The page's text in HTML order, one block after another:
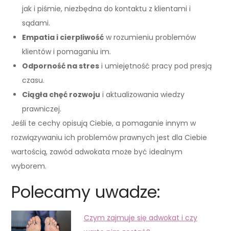
jak i piśmie, niezbędna do kontaktu z klientami i
sądami.
Empatia i cierpliwość w rozumieniu problemów
klientów i pomaganiu im.
Odporność na stres i umiejętność pracy pod presją
czasu.
Ciągła chęć rozwoju i aktualizowania wiedzy
prawniczej.
Jeśli te cechy opisują Ciebie, a pomaganie innym w
rozwiązywaniu ich problemów prawnych jest dla Ciebie
wartością, zawód adwokata może być idealnym
wyborem.
Polecamy uwadze:
Czym zajmuje się adwokat i czy